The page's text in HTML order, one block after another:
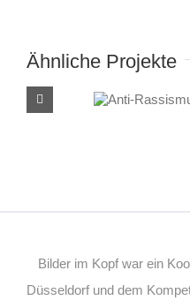
Ähnliche Projekte
Anti-
Bilder im Kopf war ein
Düsseldorf und dem